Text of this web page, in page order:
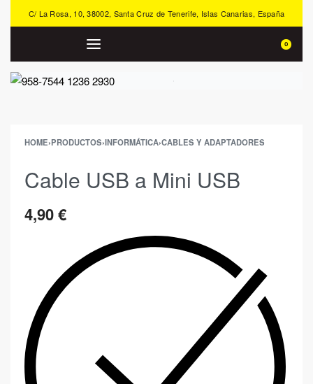
C/ La Rosa, 10, 38002, Santa Cruz de Tenerife, Islas Canarias, España
0
HOME›PRODUCTOS›INFORMÁTICA›CABLES Y ADAPTADORES
Cable USB a Mini USB
4,90€